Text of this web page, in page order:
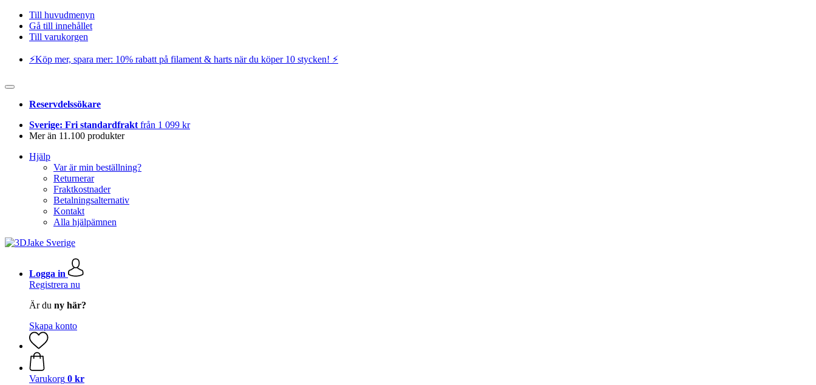
Till huvudmenyn
Gå till innehållet
Till varukorgen
⚡️Köp mer, spara mer: 10% rabatt på filament & harts när du köper 10 stycken! ⚡️
Reservdelssökare
Sverige: Fri standardfrakt från 1 099 kr
Mer än 11.100 produkter
Hjälp
Var är min beställning?
Returnerar
Fraktkostnader
Betalningsalternativ
Kontakt
Alla hjälpämnen
Logga in
Registrera nu
Är du ny här?
Skapa konto
Varukorg 0 kr